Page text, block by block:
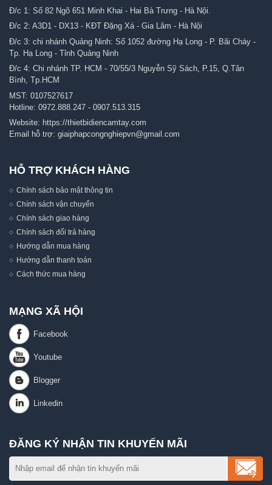
Đ/c 1: Số 82 Ngõ 651 Minh Khai - Hai Bà Trưng - Hà Nội.
Đ/c 2: A3D1 - DX13 - KĐT Đặng Xá - Gia Lâm - Hà Nội
Đ/c 3: chi nhánh Quảng Ninh: Số 1052 đường Hạ Long - P. Bãi Cháy -
Tp. Hạ Long - Tỉnh Quảng Ninh
Đ/c 4: Chi nhánh TP. HCM - 70/55/3 Nguyễn Sỹ Sách, P.15, Q.Tân
Bình, Tp.HCM
MST: 0107527617
Hotline: 0972.888.247 - 0907.513.315
Website: https://thietbidiencamtay.com
Email hỗ trợ: giaiphapcongnghiepvn@gmail.com
HỖ TRỢ KHÁCH HÀNG
Chính sách bảo mật thông tin
Chính sách vận chuyển
Chính sách giao hàng
Chính sách đổi trả hàng
Hướng dẫn mua hàng
Hướng dẫn thanh toán
Cách thức mua hàng
MẠNG XÃ HỘI
ĐĂNG KÝ NHẬN TIN KHUYẾN MÃI